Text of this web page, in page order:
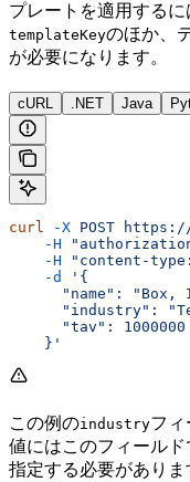
プレートを適用する
templateKeyのほか、
が必要になります。
cURL .NET Java
curl -X POST https://
    -H
"authorization:
    -H
"content-
    -d
'{
"name": "Box,
"industry":
      "tav": 1000000
    }'
この例のindustryフィ
値にはこのフィール
指定する必要があり